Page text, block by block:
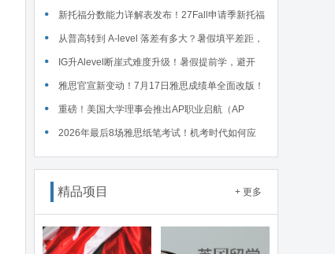
新托福分数能力详解表发布！27Fall申请季新托福
考试院校录取要求汇总！
从普高转到 A-level 落差有多大？暑假填平差距，
首考 A * 不是梦！
IG升Alevel断崖式难度升级！暑假提前学，避开
90%的升学大坑
雅思官宣新变动！7月17日雅思成绩单全面改版！
重磅！美国大学理事会推出AP职业启航（AP
Career Kickstart）新课程！
2026年最后8场雅思纸笔考试！机考时代如何应
对？
精品项目 + 更多